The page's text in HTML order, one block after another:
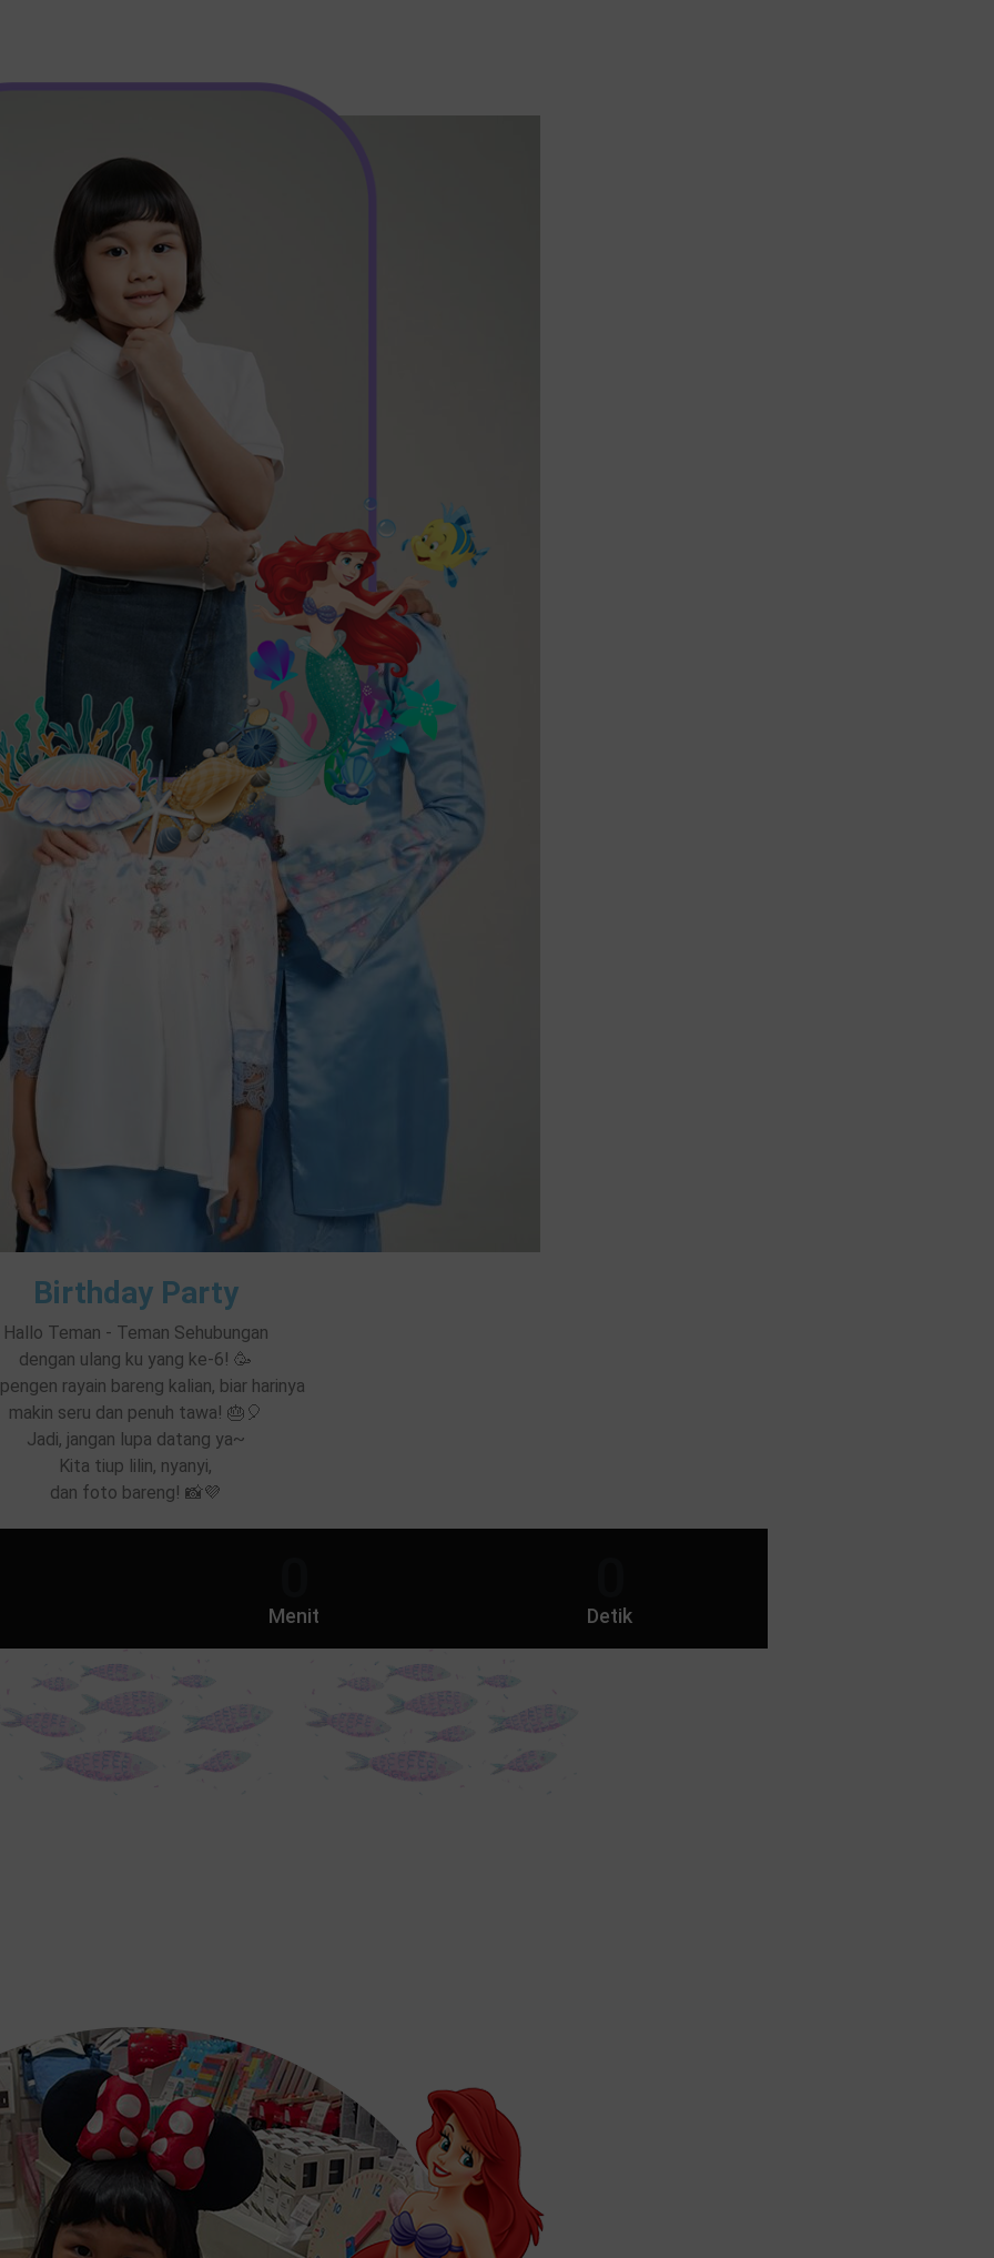
Birthday Party
Hallo Teman - Teman Sehubungan
dengan ulang ku yang ke-6! 🥳
rayain bareng kalian, biar harinya
makin seru dan penuh tawa! 🎂🎈
Jadi, jangan lupa datang ya~
Kita tiup lilin, nyanyi,
dan foto bareng! 📸💜
Menit Detik